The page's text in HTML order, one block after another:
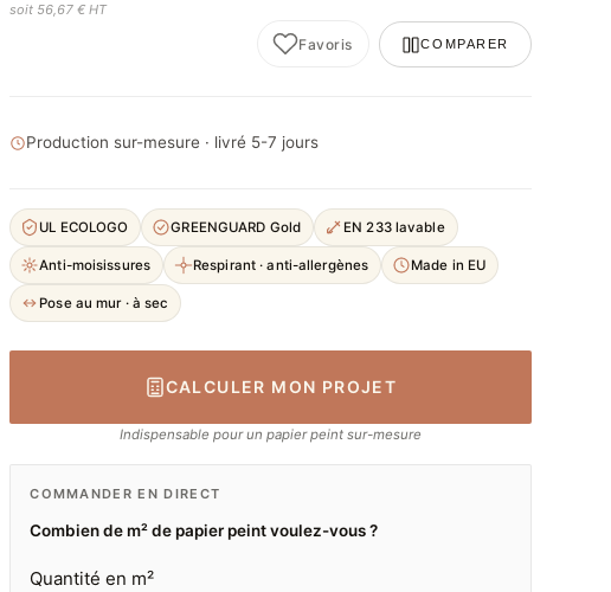
soit 56,67 € HT
Favoris COMPARER
Production sur-mesure · livré 5-7 jours
UL ECOLOGO GREENGUARD Gold EN 233 lavable
Anti-moisissures Respirant · anti-allergènes Made in EU
Pose au mur · à sec
CALCULER MON PROJET
Indispensable pour un papier peint sur-mesure
COMMANDER EN DIRECT
Combien de m² de papier peint voulez-vous ?
Quantité en m²